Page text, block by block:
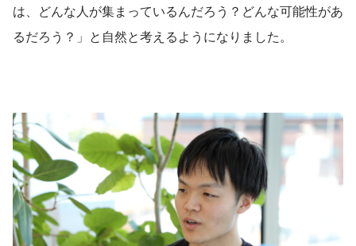
は、どんな人が集まっているんだろう？どんな可能性があ
るだろう？」と自然と考えるようになりました。